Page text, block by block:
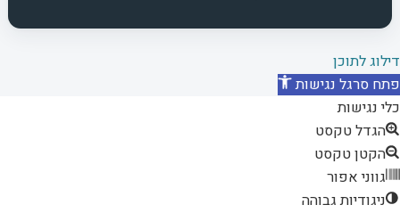
דילוג לתוכן
פתח סרגל נגישות
כלי נגישות
הגדל טקסט
הקטן טקסט
גווני אפור
ניגודיות גבוהה